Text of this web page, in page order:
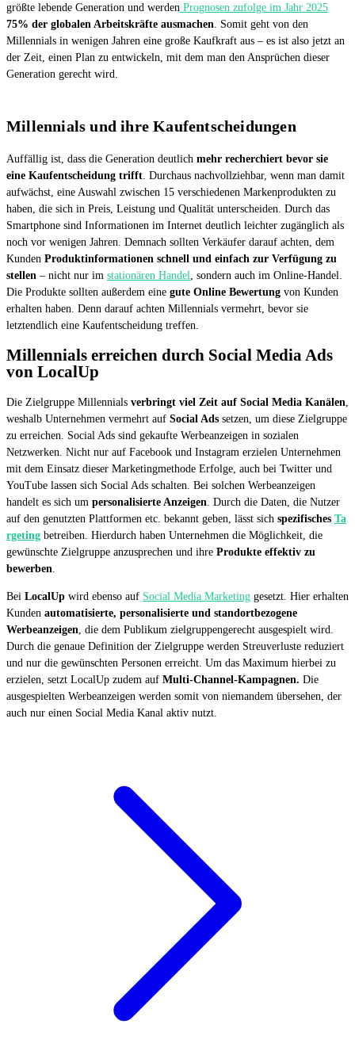
größte lebende Generation und werden Prognosen zufolge im Jahr 2025
75% der globalen Arbeitskräfte ausmachen . Somit geht von den
Millennials in wenigen Jahren eine große Kaufkraft aus – es ist also jetzt an
der Zeit, einen Plan zu entwickeln, mit dem man den Ansprüchen dieser
Generation gerecht wird.
Millennials und ihre Kaufentscheidungen
Auffällig ist, dass die Generation deutlich mehr recherchiert bevor sie
eine Kaufentscheidung trifft . Durchaus nachvollziehbar, wenn man damit
aufwächst, eine Auswahl zwischen 15 verschiedenen Markenprodukten zu
haben, die sich in Preis, Leistung und Qualität unterscheiden. Durch das
Smartphone sind Informationen im Internet deutlich leichter zugänglich als
noch vor wenigen Jahren. Demnach sollten Verkäufer darauf achten, dem
Kunden Produktinformationen schnell und einfach zur Verfügung zu
stellen – nicht nur im stationären Handel , sondern auch im Online-Handel.
Die Produkte sollten außerdem eine gute Online Bewertung von Kunden
erhalten haben. Denn darauf achten Millennials vermehrt, bevor sie
letztendlich eine Kaufentscheidung treffen.
Millennials erreichen durch Social Media Ads
von LocalUp
Die Zielgruppe Millennials verbringt viel Zeit auf Social Media Kanälen,
weshalb Unternehmen vermehrt auf Social Ads setzen, um diese Zielgruppe
zu erreichen. Social Ads sind gekaufte Werbeanzeigen in sozialen
Netzwerken. Nicht nur auf Facebook und Instagram erzielen Unternehmen
mit dem Einsatz dieser Marketingmethode Erfolge, auch bei Twitter und
YouTube lassen sich Social Ads schalten. Bei solchen Werbeanzeigen
handelt es sich um personalisierte Anzeigen. Durch die Daten, die Nutzer
auf den genutzten Plattformen etc. bekannt geben, lässt sich spezifisches Ta
rgeting betreiben. Hierdurch haben Unternehmen die Möglichkeit, die
gewünschte Zielgruppe anzusprechen und ihre Produkte effektiv zu
bewerben.
Bei LocalUp wird ebenso auf Social Media Marketing gesetzt. Hier erhalten
Kunden automatisierte, personalisierte und standortbezogene
Werbeanzeigen, die dem Publikum zielgruppengerecht ausgespielt wird.
Durch die genaue Definition der Zielgruppe werden Streuverluste reduziert
und nur die gewünschten Personen erreicht. Um das Maximum hierbei zu
erzielen, setzt LocalUp zudem auf Multi-Channel-Kampagnen. Die
ausgespielten Werbeanzeigen werden somit von niemandem übersehen, der
auch nur einen Social Media Kanal aktiv nutzt.